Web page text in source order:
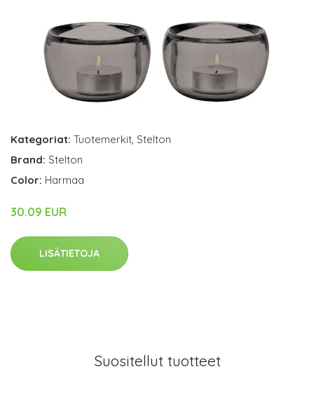
Kategoriat: Tuotemerkit, Stelton
Brand: Stelton
Color: Harmaa
30.09 EUR
LISÄTIETOJA
Suositellut tuotteet